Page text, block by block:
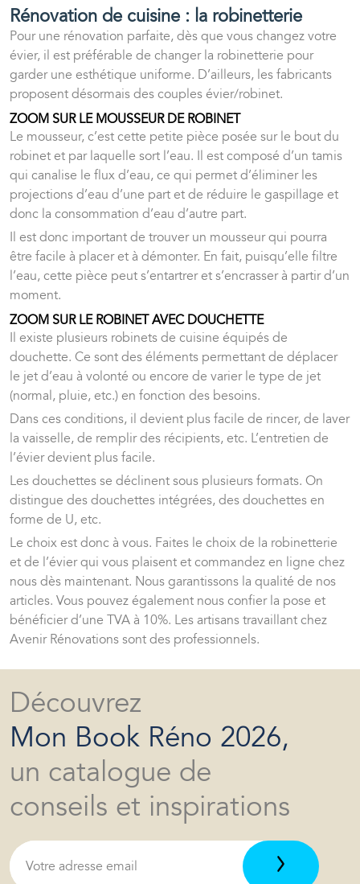
Rénovation de cuisine : la robinetterie
Pour une rénovation parfaite, dès que vous changez votre
évier, il est préférable de changer la robinetterie pour
garder une esthétique uniforme. D’ailleurs, les fabricants
proposent désormais des couples évier/robinet.
ZOOM SUR LE MOUSSEUR DE ROBINET
Le mousseur, c’est cette petite pièce posée sur le bout du
robinet et par laquelle sort l’eau. Il est composé d’un tamis
qui canalise le flux d’eau, ce qui permet d’éliminer les
projections d’eau d’une part et de réduire le gaspillage et
donc la consommation d’eau d’autre part.
Il est donc important de trouver un mousseur qui pourra
être facile à placer et à démonter. En fait, puisqu’elle filtre
l’eau, cette pièce peut s’entartrer et s’encrasser à partir d’un
moment.
ZOOM SUR LE ROBINET AVEC DOUCHETTE
Il existe plusieurs robinets de cuisine équipés de
douchette. Ce sont des éléments permettant de déplacer
le jet d’eau à volonté ou encore de varier le type de jet
(normal, pluie, etc.) en fonction des besoins.
Dans ces conditions, il devient plus facile de rincer, de laver
la vaisselle, de remplir des récipients, etc. L’entretien de
l’évier devient plus facile.
Les douchettes se déclinent sous plusieurs formats. On
distingue des douchettes intégrées, des douchettes en
forme de U, etc.
Le choix est donc à vous. Faites le choix de la robinetterie
et de l’évier qui vous plaisent et commandez en ligne chez
nous dès maintenant. Nous garantissons la qualité de nos
articles. Vous pouvez également nous confier la pose et
bénéficier d’une TVA à 10%. Les artisans travaillant chez
Avenir Rénovations sont des professionnels.
Découvrez
Mon Book Réno 2026,
un catalogue de
conseils et inspirations